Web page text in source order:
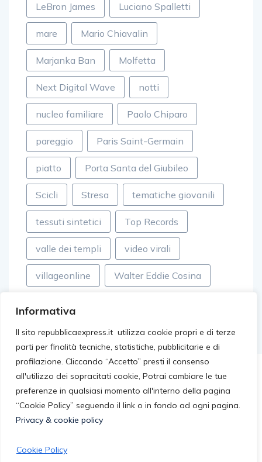
Informativa
Il sito repubblicaexpress.it utilizza cookie propri e di terze
parti per finalità tecniche, statistiche, pubblicitarie e di
profilazione. Cliccando “Accetto” presti il consenso
all'utilizzo dei sopracitati cookie, Potrai cambiare le tue
preferenze in qualsiasi momento all'interno della pagina
“Cookie Policy” seguendo il link o in fondo ad ogni pagina.
Privacy & cookie policy
Cookie Policy
LeBron James Luciano Spalletti
mare Mario Chiavalin
Marjanka Ban Molfetta
Next Digital Wave notti
nucleo familiare Paolo Chiparo
pareggio Paris Saint-Germain
piatto Porta Santa del Giubileo
Scicli Stresa tematiche giovanili
tessuti sintetici Top Records
valle dei templi video virali
villageonline Walter Eddie Cosina